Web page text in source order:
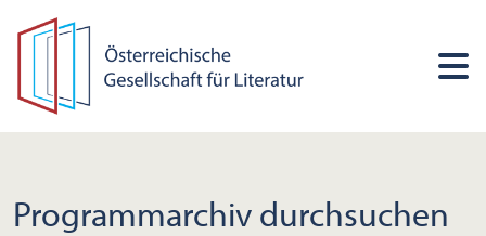
Programmarchiv durchsuchen